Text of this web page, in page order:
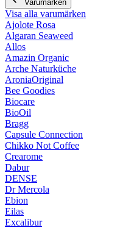
Varumärken
Visa alla varumärken
Ajolote Rosa
Algaran Seaweed
Allos
Amazin Organic
Arche Naturküche
AroniaOriginal
Bee Goodies
Biocare
BioOil
Bragg
Capsule Connection
Chikko Not Coffee
Crearome
Dabur
DENSE
Dr Mercola
Ebion
Eilas
Excalibur